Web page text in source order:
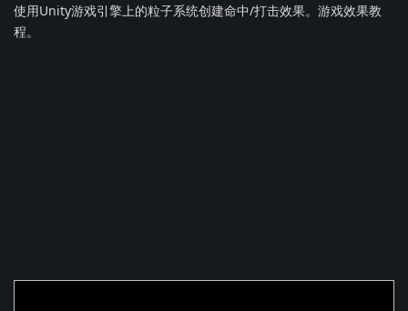
使用Unity游戏引擎上的粒子系统创建命中/打击效果。游戏效果教
程。